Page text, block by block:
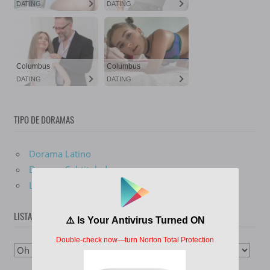
TIPO DE DORAMAS
Dorama Latino
Dorama Subtitulado
Live Action
LISTA DE DORAMAS
Lista